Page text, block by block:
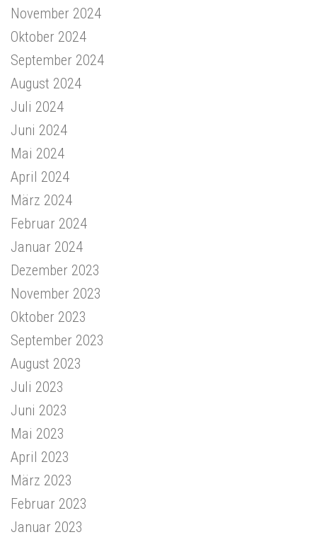
November 2024
Oktober 2024
September 2024
August 2024
Juli 2024
Juni 2024
Mai 2024
April 2024
März 2024
Februar 2024
Januar 2024
Dezember 2023
November 2023
Oktober 2023
September 2023
August 2023
Juli 2023
Juni 2023
Mai 2023
April 2023
März 2023
Februar 2023
Januar 2023